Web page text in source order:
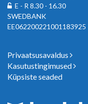
E - R 8.30 - 16.30
SWEDBANK
EE062200221001183925
Privaatsusavaldus
Kasutustingimused
Küpsiste seaded